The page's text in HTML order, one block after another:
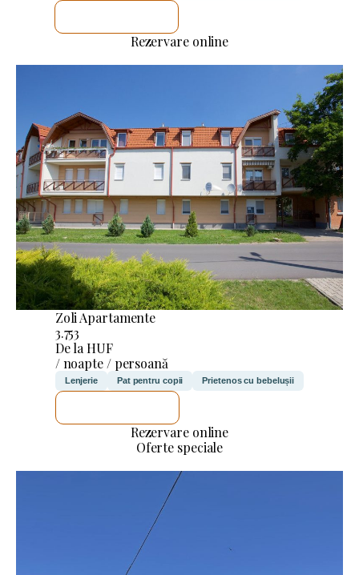
Rezervare online
Zoli Apartamente
3.753
De la HUF
/ noapte / persoană
Lenjerie Pat pentru copii Prietenos cu bebelușii
Rezervare online
Oferte speciale